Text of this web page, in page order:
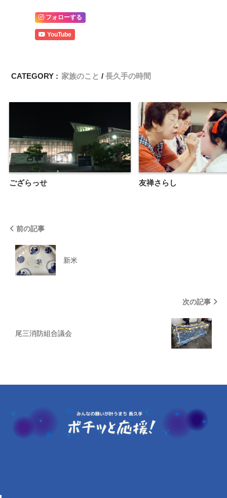
フォローする
YouTube
CATEGORY : 家族のこと 長久手の時間
ござらっせ 友禅さらし
前の記事
新米
次の記事
尾三消防組合議会